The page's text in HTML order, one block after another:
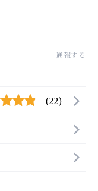
通報する
(22)